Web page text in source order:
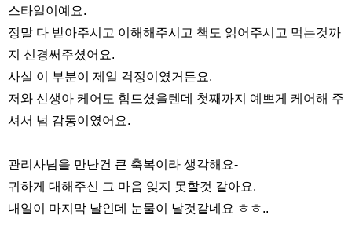
스타일이예요.
정말 다 받아주시고 이해해주시고 책도 읽어주시고 먹는것까
지 신경써주셨어요.
사실 이 부분이 제일 걱정이였거든요.
저와 신생아 케어도 힘드셨을텐데 첫째까지 예쁘게 케어해 주
셔서 넘 감동이였어요.
관리사님을 만난건 큰 축복이라 생각해요-
귀하게 대해주신 그 마음 잊지 못할것 같아요.
내일이 마지막 날인데 눈물이 날것같네요 ㅎㅎ..